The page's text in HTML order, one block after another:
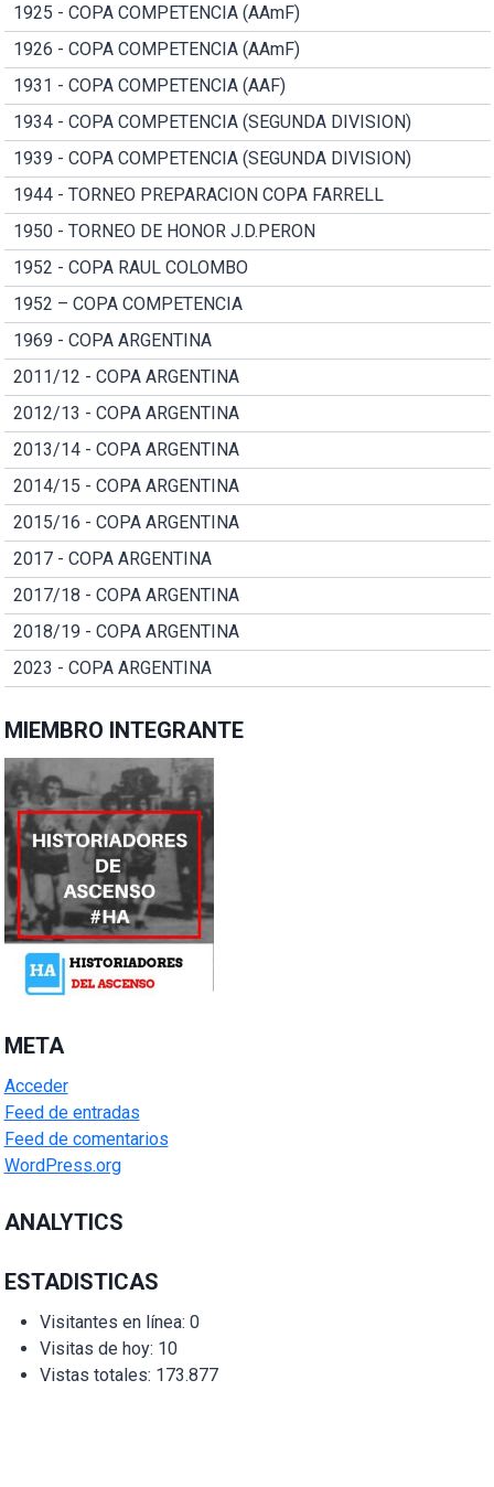
1925 - COPA COMPETENCIA (AAmF)
1926 - COPA COMPETENCIA (AAmF)
1931 - COPA COMPETENCIA (AAF)
1934 - COPA COMPETENCIA (SEGUNDA DIVISION)
1939 - COPA COMPETENCIA (SEGUNDA DIVISION)
1944 - TORNEO PREPARACION COPA FARRELL
1950 - TORNEO DE HONOR J.D.PERON
1952 - COPA RAUL COLOMBO
1952 – COPA COMPETENCIA
1969 - COPA ARGENTINA
2011/12 - COPA ARGENTINA
2012/13 - COPA ARGENTINA
2013/14 - COPA ARGENTINA
2014/15 - COPA ARGENTINA
2015/16 - COPA ARGENTINA
2017 - COPA ARGENTINA
2017/18 - COPA ARGENTINA
2018/19 - COPA ARGENTINA
2023 - COPA ARGENTINA
MIEMBRO INTEGRANTE
META
Acceder
Feed de entradas
Feed de comentarios
WordPress.org
ANALYTICS
ESTADISTICAS
Visitantes en línea: 0
Visitas de hoy: 10
Vistas totales: 173.877